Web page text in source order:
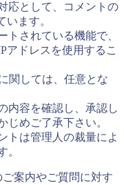
応として、コメントの
ます。
トされている機能で、
アドレスを使用するこ
関しては、任意とな
内容を確認し、承認し
じめご了承下さい。
トは管理人の裁量によ
。
案内やご質問に対す